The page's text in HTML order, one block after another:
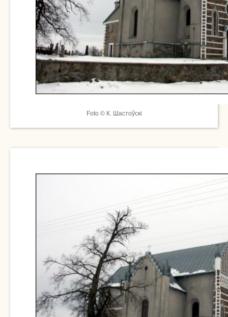
Foto © К. Шастоўскі